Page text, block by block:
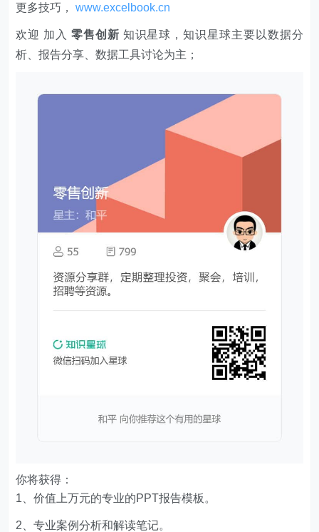
更多技巧，www.excelbook.cn
欢迎 加入 零售创新 知识星球，知识星球主要以数据分
析、报告分享、数据工具讨论为主；
你将获得：
1、价值上万元的专业的PPT报告模板。
2、专业案例分析和解读笔记。